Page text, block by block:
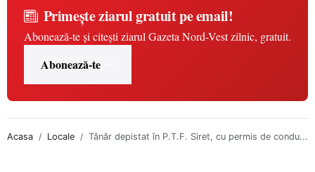
Primește ziarul gratuit pe email!
Abonează-te și citești ziarul Gazeta Nord-Vest zilnic, gratuit.
Abonează-te
Acasa Locale Tânăr depistat în P.T.F. Siret, cu permis de condu...